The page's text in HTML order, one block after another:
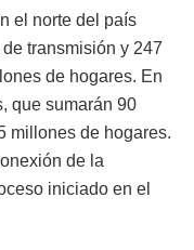
el norte del país
transmisión y 247
de hogares. En
que sumarán 90
millones de hogares.
de la
iniciado en el